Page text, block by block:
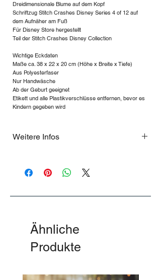
Dreidimensionale Blume auf dem Kopf
Schriftzug Stitch Crashes Disney Series 4 of 12 auf
dem Aufnäher am Fuß
Für Disney Store hergestellt
Teil der Stitch Crashes Disney Collection
Wichtige Eckdaten
Maße ca. 38 x 22 x 20 cm (Höhe x Breite x Tiefe)
Aus Polyesterfaser
Nur Handwäsche
Ab der Geburt geeignet
Etikett und alle Plastikverschlüsse entfernen, bevor es
Kindern gegeben wird
Weitere Infos
Ähnliche
Produkte